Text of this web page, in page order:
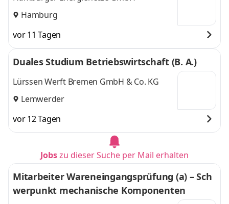
Hamburg
vor 11 Tagen
Duales Studium Betriebswirtschaft (B. A.)
Lürssen Werft Bremen GmbH & Co. KG
Lemwerder
vor 12 Tagen
Jobszu dieser Suche per Mail erhalten
Mitarbeiter Wareneingangsprüfung (a) – Sch
werpunkt mechanische Komponenten